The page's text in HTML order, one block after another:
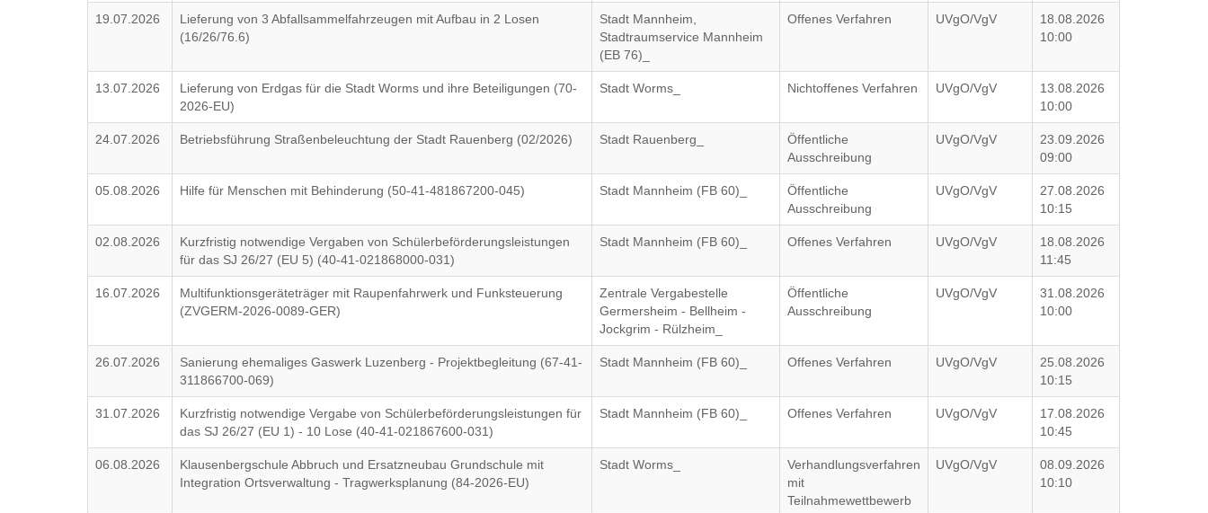
19.07.2026
Lieferung von 3 Abfallsammelfahrzeugen mit Aufbau in 2 Losen
(16/26/76.6)
Stadt Mannheim,
Stadtraumservice Mannheim
(EB 76)_
Offenes Verfahren UVgO/VgV
18.08.2026
10:00
13.07.2026
Lieferung von Erdgas für die Stadt Worms und ihre Beteiligungen (70-
2026-EU)
Stadt Worms_ Nichtoffenes Verfahren UVgO/VgV
13.08.2026
10:00
24.07.2026 Betriebsführung Straßenbeleuchtung der Stadt Rauenberg (02/2026) Stadt Rauenberg_
Öffentliche
Ausschreibung
UVgO/VgV
23.09.2026
09:00
05.08.2026 Hilfe für Menschen mit Behinderung (50-41-481867200-045) Stadt Mannheim (FB 60)_
Öffentliche
Ausschreibung
UVgO/VgV
27.08.2026
10:15
02.08.2026
Kurzfristig notwendige Vergaben von Schülerbeförderungsleistungen
für das SJ 26/27 (EU 5) (40-41-021868000-031)
Stadt Mannheim (FB 60)_ Offenes Verfahren UVgO/VgV
18.08.2026
11:45
16.07.2026
Multifunktionsgeräteträger mit Raupenfahrwerk und Funksteuerung
(ZVGERM-2026-0089-GER)
Zentrale Vergabestelle
Germersheim - Bellheim -
Jockgrim - Rülzheim_
Öffentliche
Ausschreibung
UVgO/VgV
31.08.2026
10:00
26.07.2026
Sanierung ehemaliges Gaswerk Luzenberg - Projektbegleitung (67-41-
311866700-069)
Stadt Mannheim (FB 60)_ Offenes Verfahren UVgO/VgV
25.08.2026
10:15
31.07.2026
Kurzfristig notwendige Vergabe von Schülerbeförderungsleistungen für
das SJ 26/27 (EU 1) - 10 Lose (40-41-021867600-031)
Stadt Mannheim (FB 60)_ Offenes Verfahren UVgO/VgV
17.08.2026
10:45
06.08.2026
Klausenbergschule Abbruch und Ersatzneubau Grundschule mit
Integration Ortsverwaltung - Tragwerksplanung (84-2026-EU)
Stadt Worms_
Verhandlungsverfahren
mit
Teilnahmewettbewerb
UVgO/VgV
08.09.2026
10:10